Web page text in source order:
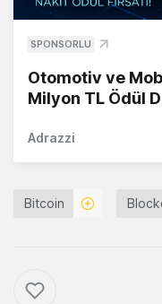
SPONSORLU
Otomotiv ve
Milyon TL Ödül
Adrazzi
Bitcoin